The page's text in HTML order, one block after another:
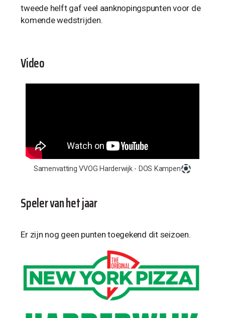
tweede helft gaf veel aanknopingspunten voor de
komende wedstrijden.
Video
Samenvatting VVOG Harderwijk - DOS Kampen
Speler van het jaar
Er zijn nog geen punten toegekend dit seizoen.